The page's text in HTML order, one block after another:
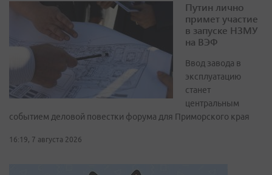
Путин лично
примет участие
в запуске НЗМУ
на ВЭФ
Ввод завода в
эксплуатацию
станет
центральным
событием деловой повестки форума для Приморского края
16:19, 7 августа 2026